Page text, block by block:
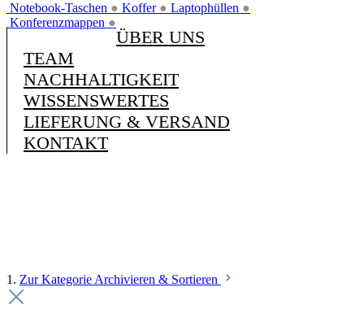
Notebook-Taschen ● Koffer ● Laptophüllen ●
Konferenzmappen ●
ÜBER UNS
TEAM
NACHHALTIGKEIT
WISSENSWERTES
LIEFERUNG & VERSAND
KONTAKT
1. Zur Kategorie Archivieren & Sortieren